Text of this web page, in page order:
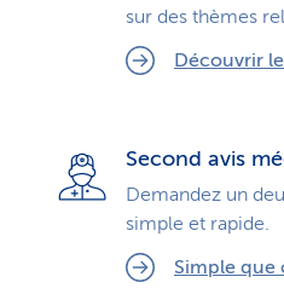
sur des thèmes
Découvrir
Second avis
Demandez un
simple et rapide.
Simple que